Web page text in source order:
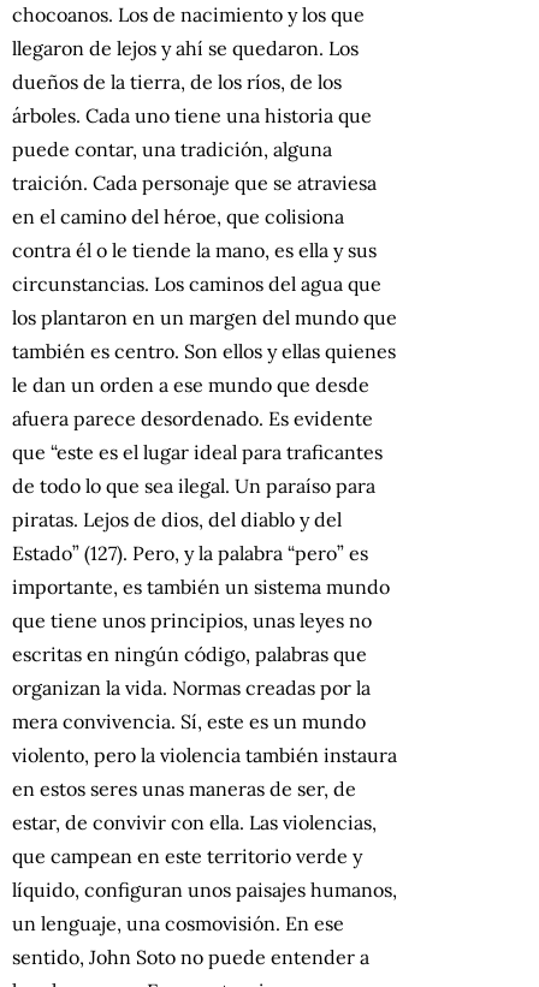
chocoanos. Los de nacimiento y los que
llegaron de lejos y ahí se quedaron. Los
dueños de la tierra, de los ríos, de los
árboles. Cada uno tiene una historia que
puede contar, una tradición, alguna
traición. Cada personaje que se atraviesa
en el camino del héroe, que colisiona
contra él o le tiende la mano, es ella y sus
circunstancias. Los caminos del agua que
los plantaron en un margen del mundo que
también es centro. Son ellos y ellas quienes
le dan un orden a ese mundo que desde
afuera parece desordenado. Es evidente
que “este es el lugar ideal para traficantes
de todo lo que sea ilegal. Un paraíso para
piratas. Lejos de dios, del diablo y del
Estado” (127). Pero, y la palabra “pero” es
importante, es también un sistema mundo
que tiene unos principios, unas leyes no
escritas en ningún código, palabras que
organizan la vida. Normas creadas por la
mera convivencia. Sí, este es un mundo
violento, pero la violencia también instaura
en estos seres unas maneras de ser, de
estar, de convivir con ella. Las violencias,
que campean en este territorio verde y
líquido, configuran unos paisajes humanos,
un lenguaje, una cosmovisión. En ese
sentido, John Soto no puede entender a